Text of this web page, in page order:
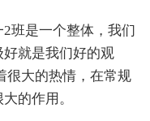
班是一个整体，我们
就是我们好的观
很大的热情，在常规
的作用。